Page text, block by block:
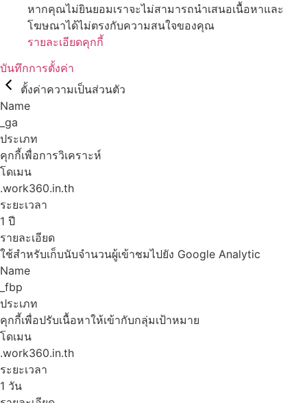
หากคุณไม่ยินยอมเราจะไม่สามารถนำเสนอเนื้อหาและ
โฆษณาได้ไม่ตรงกับความสนใจของคุณ
รายละเอียดคุกกี้
บันทึกการตั้งค่า
ตั้งค่าความเป็นส่วนตัว
Name
_ga
ประเภท
คุกกี้เพื่อการวิเคราะห์
โดเมน
.work360.in.th
ระยะเวลา
1 ปี
รายละเอียด
ใช้สำหรับเก็บนับจำนวนผู้เข้าชมไปยัง Google Analytic
Name
_fbp
ประเภท
คุกกี้เพื่อปรับเนื้อหาให้เข้ากับกลุ่มเป้าหมาย
โดเมน
.work360.in.th
ระยะเวลา
1 วัน